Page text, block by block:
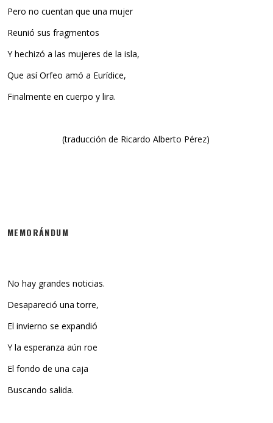
Pero no cuentan que una mujer
Reunió sus fragmentos
Y hechizó a las mujeres de la isla,
Que así Orfeo amó a Eurídice,
Finalmente en cuerpo y lira.
(traducción de Ricardo Alberto Pérez)
MEMORÁNDUM
No hay grandes noticias.
Desapareció una torre,
El invierno se expandió
Y la esperanza aún roe
El fondo de una caja
Buscando salida.